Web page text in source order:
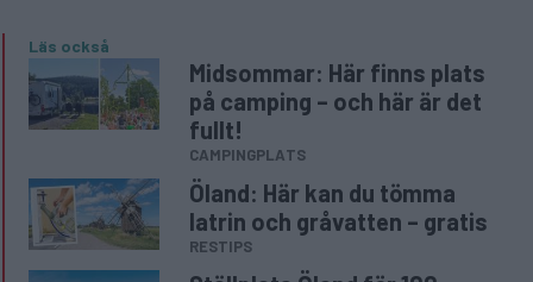
Genom att anmäla dig godkänner du OK-förlagets
personuppgiftspolicy.